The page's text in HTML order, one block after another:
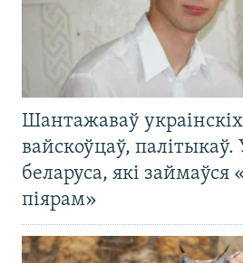
Шантажаваў
вайскоўцаў,
беларуса, які
піярам»